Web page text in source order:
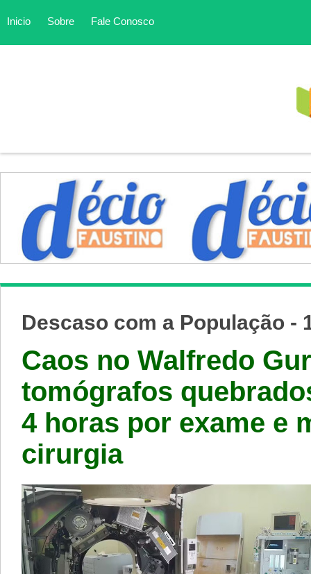
Inicio Sobre Fale Conosco
Descaso com a População -
Caos no Walfredo
tomógrafos
4 horas por exame e
cirurgia